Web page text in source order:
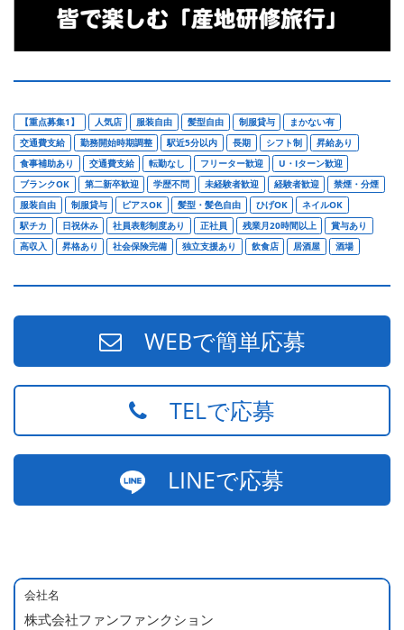
【重点募集1】 人気店 服装自由 髪型自由 制服貸与
まかない有
交通費支給
勤務開始時期調整 駅近5分以内 長期 シフト制
昇給あり
食事補助あり
交通費支給 転勤なし フリーター歓迎
U・Iターン歓迎
ブランクOK
第二新卒歓迎 学歴不問 未経験者歓迎 経験者歓迎
禁煙・分煙
服装自由
制服貸与 ピアスOK 髪型・髪色自由 ひげOK
ネイルOK
駅チカ
日祝休み 社員表彰制度あり 正社員 残業月20時間以上
賞与あり
高収入
昇格あり 社会保険完備 独立支援あり 飲食店 居酒屋 酒場
WEBで簡単応募
TELで応募
LINEで応募
会社名
株式会社ファンファンクション